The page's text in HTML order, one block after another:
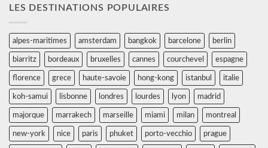
LES DESTINATIONS POPULAIRES
alpes-maritimes amsterdam bangkok barcelone berlin
biarritz bordeaux bruxelles cannes courchevel espagne
florence grece haute-savoie hong-kong istanbul italie
koh-samui lisbonne londres lourdes lyon madrid
majorque marrakech marseille miami milan montreal
new-york nice paris phuket porto-vecchio prague